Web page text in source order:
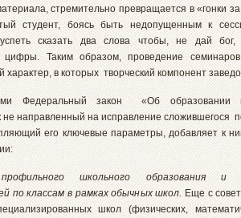
стремительно превращается в «гонки
студент, боясь быть недопущенным к
успеть сказать два слова чтобы, не дай
цифры. Таким образом, проведение
характер, в которых творческий компонент
Федеральный закон «Об образовании в
не направленный на исправление сложившегося
его ключевые параметры, добавляет к
профильного школьного образования и
по классам в рамках обычных школ. Еще с
школ (физических,